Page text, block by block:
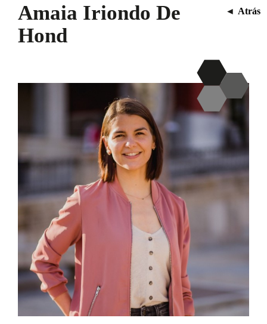
Amaia Iriondo De
Hond
◄ Atrás